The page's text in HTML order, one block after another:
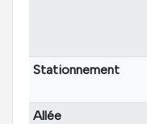
Stationnement
Allée